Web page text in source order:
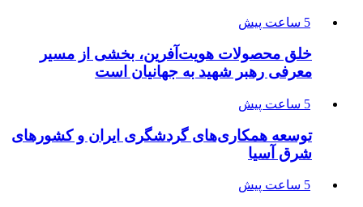
5 ساعت پیش
خلق محصولات هویت‌آفرین، بخشی از مسیر
معرفی رهبر شهید به جهانیان است
5 ساعت پیش
توسعه همکاری‌های گردشگری ایران و کشورهای
شرق آسیا
5 ساعت پیش